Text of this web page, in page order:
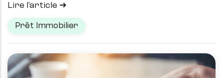
Lire l'article
Prêt Immobilier